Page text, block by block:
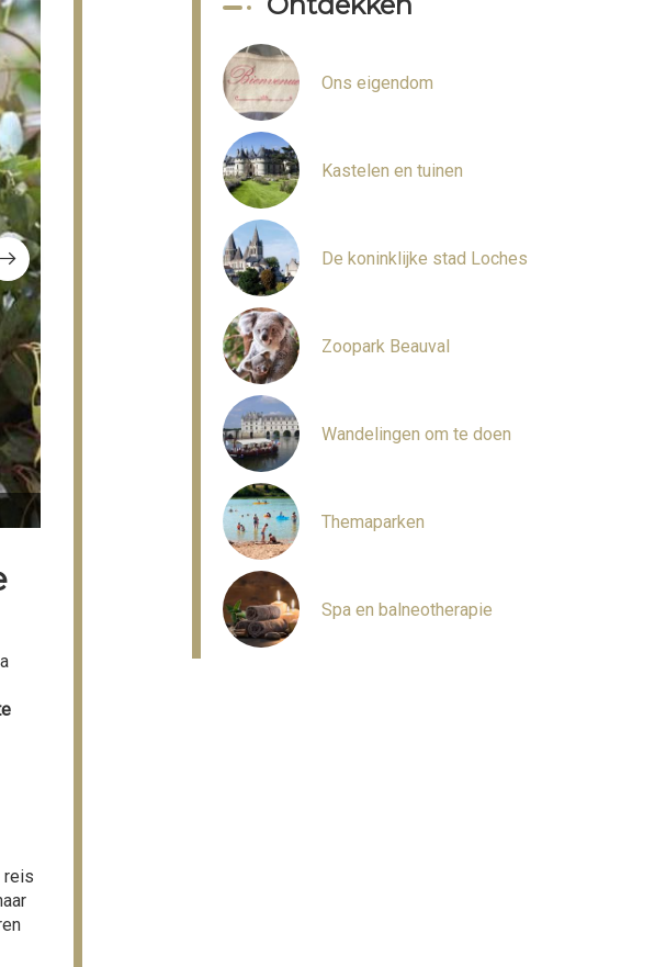
Tigres
reis
Ons eigendom
Kastelen en tuinen
De koninklijke stad Loches
Zoopark Beauval
Wandelingen om te doen
Themaparken
Spa en balneotherapie